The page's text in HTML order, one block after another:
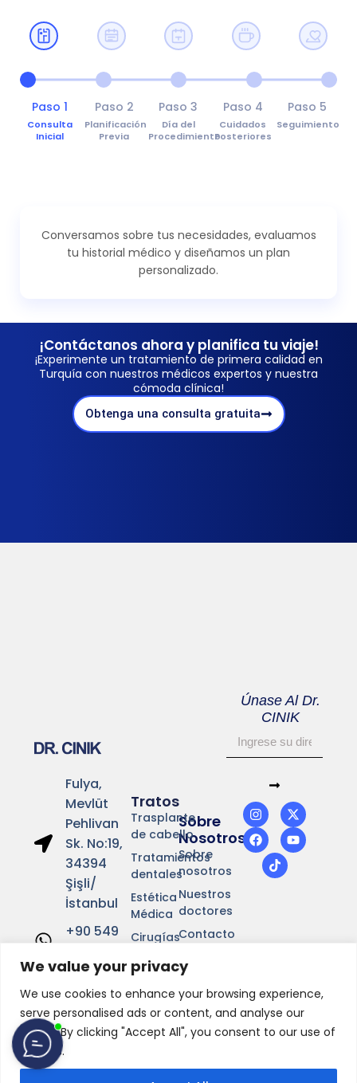
We value your privacy
We use cookies to enhance your browsing experience,
serve personalised ads or content, and analyse our
traffic. By clicking "Accept All", you consent to our use of
cookies.
Paso 1
Consulta
Inicial
Paso 2
Planificación
Previa
Paso 3
Día del
Procedimiento
Paso 4
Cuidados
Posteriores
Paso 5
Seguimiento
Conversamos sobre tus necesidades, evaluamos
tu historial médico y diseñamos un plan
personalizado.
¡Contáctanos ahora y planifica tu viaje!
¡Experimente un tratamiento de primera calidad en
Turquía con nuestros médicos expertos y nuestra
cómoda clínica!
Obtenga una consulta gratuita
Fulya,
Mevlüt
Pehlivan
Sk. No:19,
34394
Şişli/
İstanbul
+90 549
Info@drcinik.com
Sobre
Nosotros
Sobre
nosotros
Nuestros
doctores
Contacto
Blog
Tratos
Trasplante
de cabello
Tratamientos
dentales
Estética
Médica
Cirugías
Únase Al Dr.
CINIK